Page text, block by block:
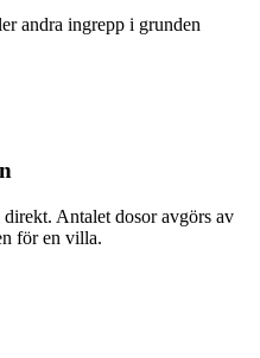
andra ingrepp i grunden
Antalet dosor avgörs av
för en villa.